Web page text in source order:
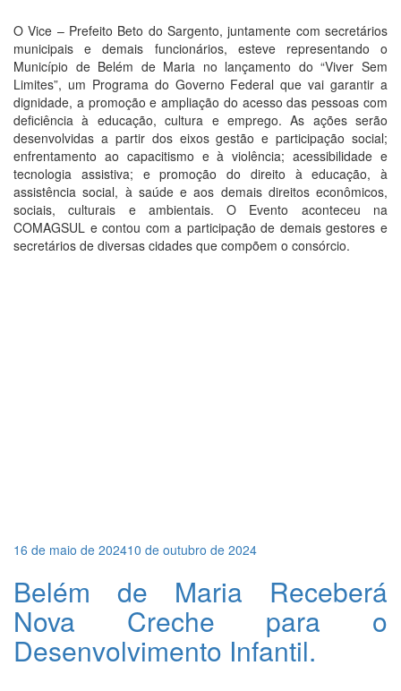
O Vice – Prefeito Beto do Sargento, juntamente com secretários
municipais e demais funcionários, esteve representando o
Município de Belém de Maria no lançamento do “Viver Sem
Limites”, um Programa do Governo Federal que vai garantir a
dignidade, a promoção e ampliação do acesso das pessoas com
deficiência à educação, cultura e emprego. As ações serão
desenvolvidas a partir dos eixos gestão e participação social;
enfrentamento ao capacitismo e à violência; acessibilidade e
tecnologia assistiva; e promoção do direito à educação, à
assistência social, à saúde e aos demais direitos econômicos,
sociais, culturais e ambientais. O Evento aconteceu na
COMAGSUL e contou com a participação de demais gestores e
secretários de diversas cidades que compõem o consórcio.
Publicado
16 de maio de 202410 de outubro de 2024
Belém de Maria Receberá
Nova Creche para o
Desenvolvimento Infantil.